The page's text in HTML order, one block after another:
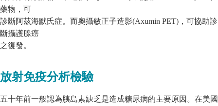
藥物，可
診斷阿茲海默氏症。而奧攝敏正子造影(Axumin PET)，可協助診
斷攝護腺癌
之復發。
放射免疫分析檢驗
五十年前一般認為胰島素缺乏是造成糖尿病的主要原因。在美國